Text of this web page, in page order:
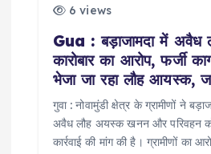
6 views
Gua : बड़ाजामदा में अवैध
कारोबार का आरोप, फर्जी
भेजा जा रहा लौह आयस्क,
गुवा : नोवामुंडी क्षेत्र के ग्रामीणों ने
अवैध लौह अयस्क खनन और परिवहन
कार्रवाई की मांग की है। ग्रामीणों का